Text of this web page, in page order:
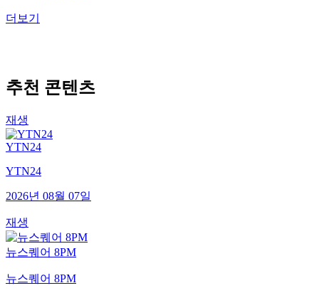
더보기
추천 콘텐츠
재생
YTN24
YTN24
2026년 08월 07일
재생
뉴스퀘어 8PM
뉴스퀘어 8PM